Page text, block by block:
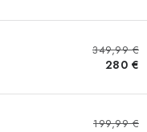
349,99 €
280 €
199,99 €